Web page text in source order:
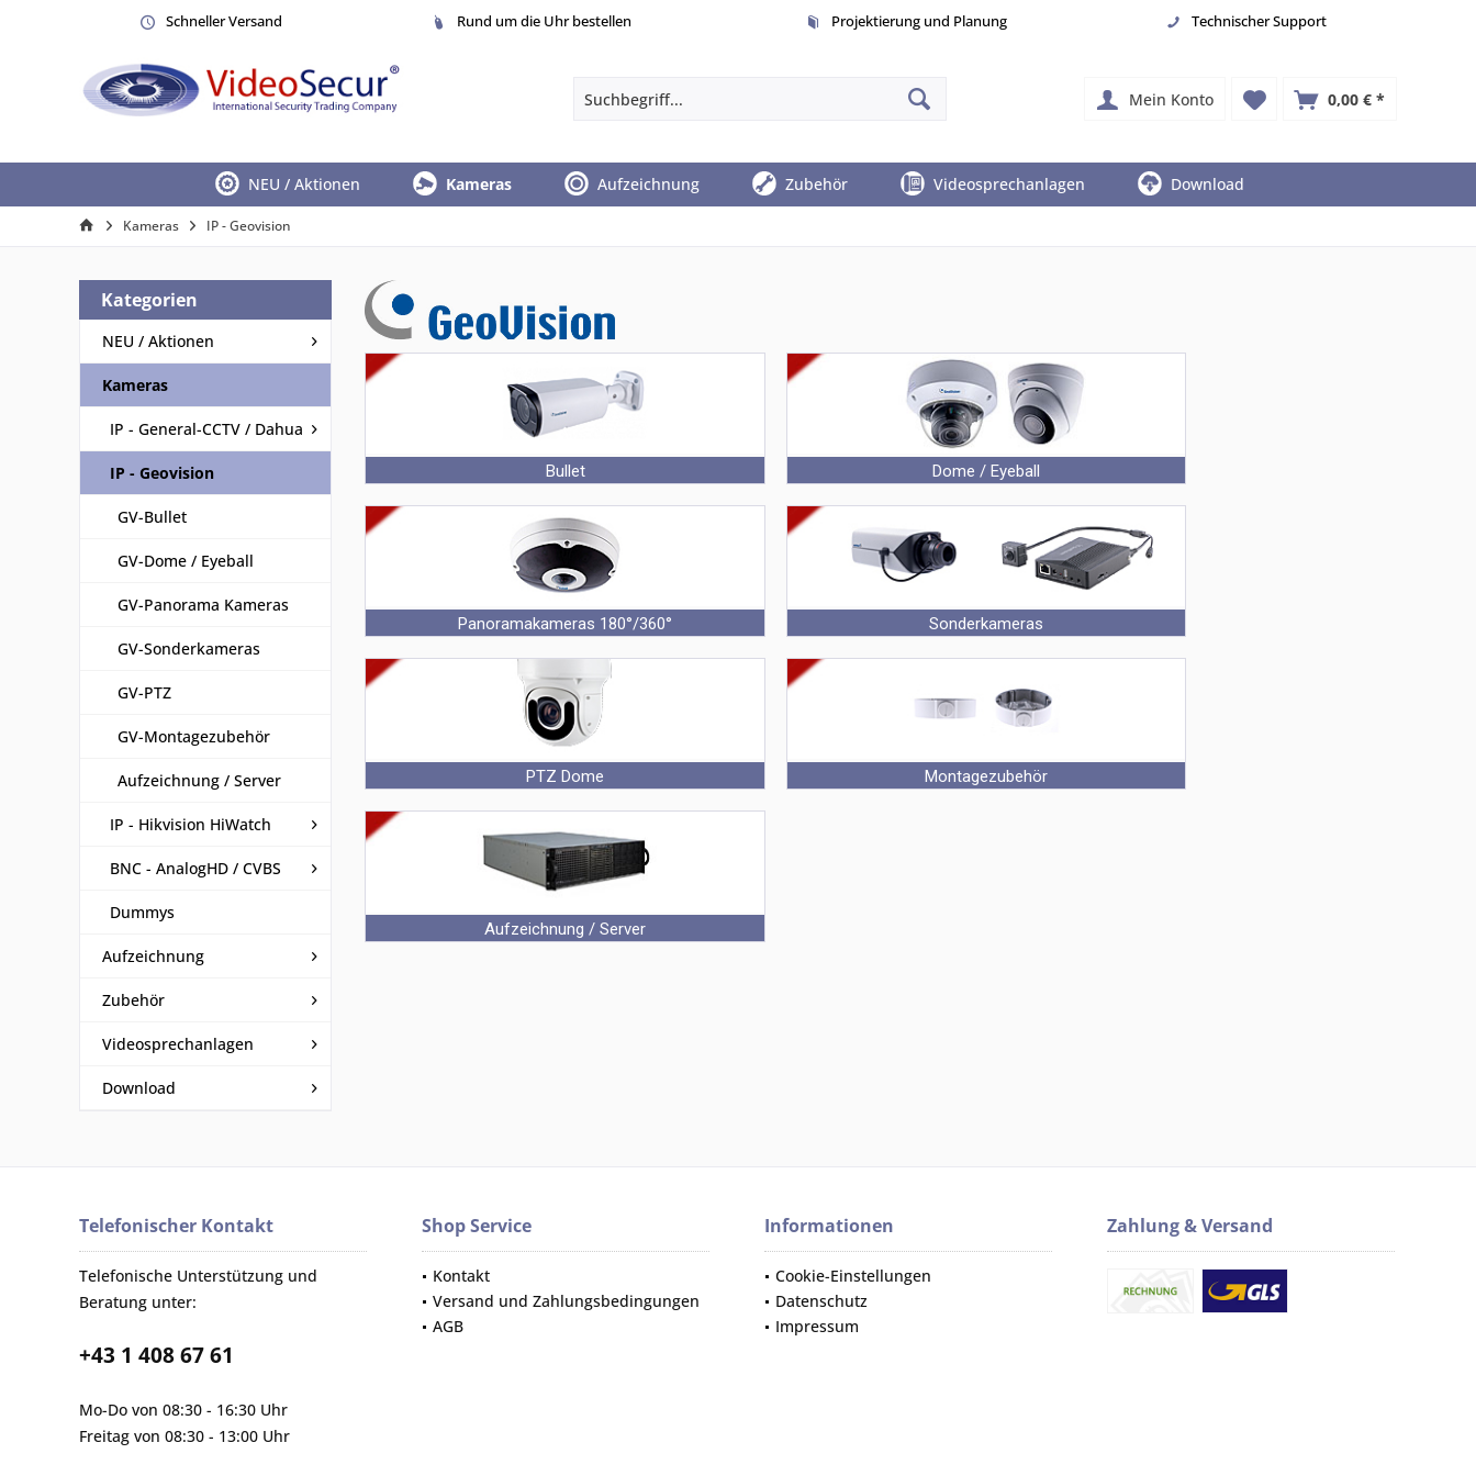
Schneller Versand Rund um die Uhr bestellen Projektierung und Planung Technischer Support
0,00 € *
Mein Konto
NEU / Aktionen Kameras Aufzeichnung Zubehör Videosprechanlagen Download
Kameras IP - Geovision
Kategorien
NEU / Aktionen
Kameras
IP - General-CCTV / Dahua
IP - Geovision
GV-Bullet
GV-Dome / Eyeball
GV-Panorama Kameras
GV-Sonderkameras
GV-PTZ
GV-Montagezubehör
Aufzeichnung / Server
IP - Hikvision HiWatch
BNC - AnalogHD / CVBS
Dummys
Aufzeichnung
Zubehör
Videosprechanlagen
Download
Bullet
Bullet Kameras von Geovision
Dome / Eyeball
Dome Kameras von Geovision
Panoramakameras 180°/360°
Fisheye Kameras von Geovision
Sonderkameras
Boxed Kameras von Geovision
PTZ Dome
PTZ Speeddome Kameras von Geovision
Montagezubehör
Aufzeichnung / Server
Telefonischer Kontakt
Telefonische Unterstützung und
Beratung unter:
+43 1 408 67 61
Mo-Do von 08:30 - 16:30 Uhr
Freitag von 08:30 - 13:00 Uhr
Shop Service
Kontakt
Versand und Zahlungsbedingungen
AGB
Informationen
Cookie-Einstellungen
Datenschutz
Impressum
Zahlung & Versand